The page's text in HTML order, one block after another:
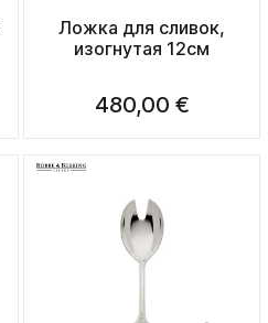
Ложка для сливок,
изогнутая 12см
480,00 €